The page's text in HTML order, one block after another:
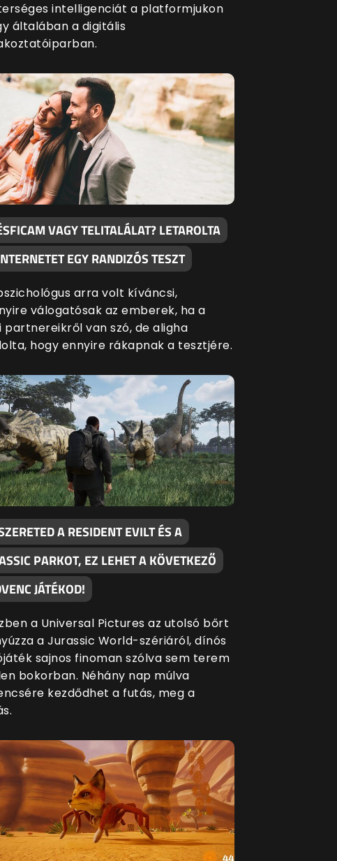
intelligenciát a platformjukon
általában a digitális
VAGY TELITALÁLAT? LETAROLTA
EGY RANDIZÓS TESZT
arra volt kíváncsi,
válogatósak az emberek, ha a
partnereikről van szó, de aligha
hogy ennyire rákapnak a tesztjére.
A RESIDENT EVILT ÉS A
PARKOT, EZ LEHET A KÖVETKEZŐ
JÁTÉKOD!
a Universal Pictures az utolsó bőrt
a Jurassic World-szériáról, dínós
sajnos finoman szólva sem terem
bokorban. Néhány nap múlva
kezdődhet a futás, meg a